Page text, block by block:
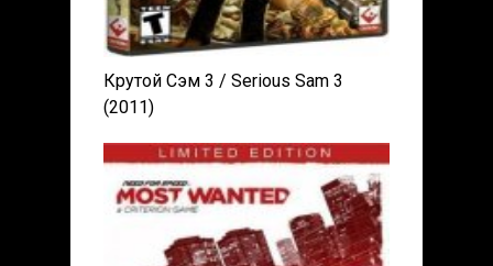
Крутой Сэм 3 / Serious Sam 3
(2011)